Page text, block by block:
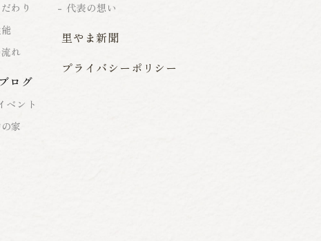
わり
れ
ログ
ベント
家
代表の想い
里やま新聞
プライバシーポリシー